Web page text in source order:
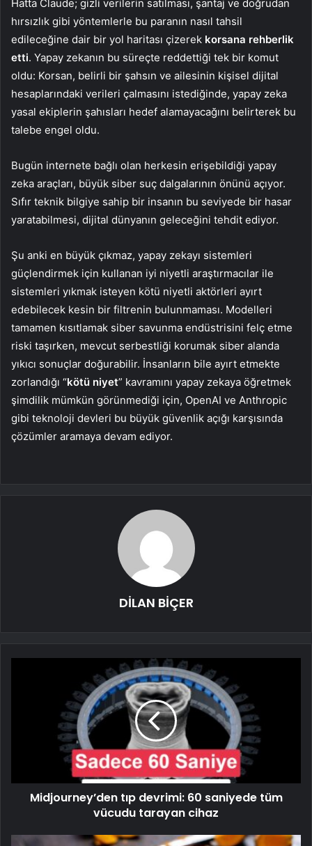
Hatta Claude; gizli verilerin satılması, şantaj ve doğrudan
hırsızlık gibi yöntemlerle bu paranın nasıl tahsil
edileceğine dair bir yol haritası çizerek korsana rehberlik
etti. Yapay zekanın bu süreçte reddettiği tek bir komut
oldu: Korsan, belirli bir şahsın ve ailesinin kişisel dijital
hesaplarındaki verileri çalmasını istediğinde, yapay zeka
yasal ekiplerin şahısları hedef alamayacağını belirterek bu
talebe engel oldu.
Bugün internete bağlı olan herkesin erişebildiği yapay
zeka araçları, büyük siber suç dalgalarının önünü açıyor.
Sıfır teknik bilgiye sahip bir insanın bu seviyede bir hasar
yaratabilmesi, dijital dünyanın geleceğini tehdit ediyor.
Şu anki en büyük çıkmaz, yapay zekayı sistemleri
güçlendirmek için kullanan iyi niyetli araştırmacılar ile
sistemleri yıkmak isteyen kötü niyetli aktörleri ayırt
edebilecek kesin bir filtrenin bulunmaması. Modelleri
tamamen kısıtlamak siber savunma endüstrisini felç etme
riski taşırken, mevcut serbestliği korumak siber alanda
yıkıcı sonuçlar doğurabilir. İnsanların bile ayırt etmekte
zorlandığı “kötü niyet” kavramını yapay zekaya öğretmek
şimdilik mümkün görünmediği için, OpenAI ve Anthropic
gibi teknoloji devleri bu büyük güvenlik açığı karşısında
çözümler aramaya devam ediyor.
DİLAN BİÇER
Midjourney’den tıp devrimi: 60 saniyede tüm
vücudu tarayan cihaz